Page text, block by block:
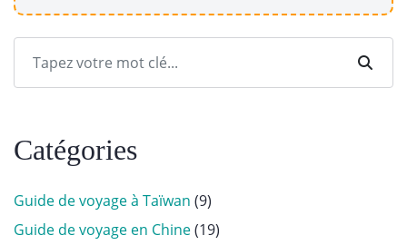
Catégories
Guide de voyage à Taïwan (9)
Guide de voyage en Chine(19)